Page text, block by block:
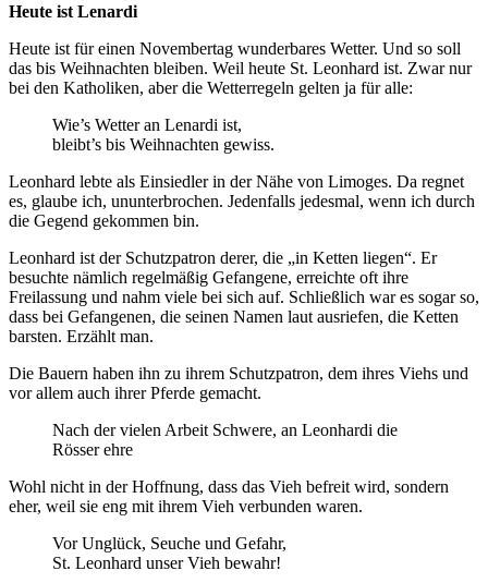
Heute ist Lenardi
Heute ist für einen Novembertag wunderbares Wetter. Und so soll
das bis Weihnachten bleiben. Weil heute St. Leonhard ist. Zwar nur
bei den Katholiken, aber die Wetterregeln gelten ja für alle:
Wie’s Wetter an Lenardi ist,
bleibt’s bis Weihnachten gewiss.
Leonhard lebte als Einsiedler in der Nähe von Limoges. Da regnet
es, glaube ich, ununterbrochen. Jedenfalls jedesmal, wenn ich durch
die Gegend gekommen bin.
Leonhard ist der Schutzpatron derer, die „in Ketten liegen“. Er
besuchte nämlich regelmäßig Gefangene, erreichte oft ihre
Freilassung und nahm viele bei sich auf. Schließlich war es sogar so,
dass bei Gefangenen, die seinen Namen laut ausriefen, die Ketten
barsten. Erzählt man.
Die Bauern haben ihn zu ihrem Schutzpatron, dem ihres Viehs und
vor allem auch ihrer Pferde gemacht.
Nach der vielen Arbeit Schwere, an Leonhardi die
Rösser ehre
Wohl nicht in der Hoffnung, dass das Vieh befreit wird, sondern
eher, weil sie eng mit ihrem Vieh verbunden waren.
Vor Unglück, Seuche und Gefahr,
St. Leonhard unser Vieh bewahr!